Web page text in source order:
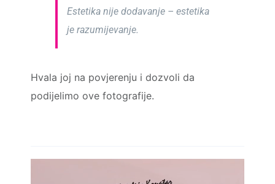
Estetika nije dodavanje – estetika
je razumijevanje.
Hvala joj na povjerenju i dozvoli da
podijelimo ove fotografije.